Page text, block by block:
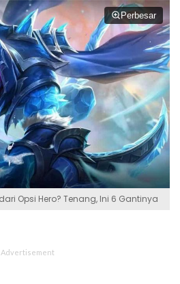
Perbesar
Opsi Hero? Tenang, Ini 6 Gantinya